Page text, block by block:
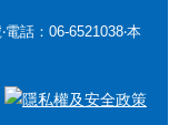
話：06-6521038‧本